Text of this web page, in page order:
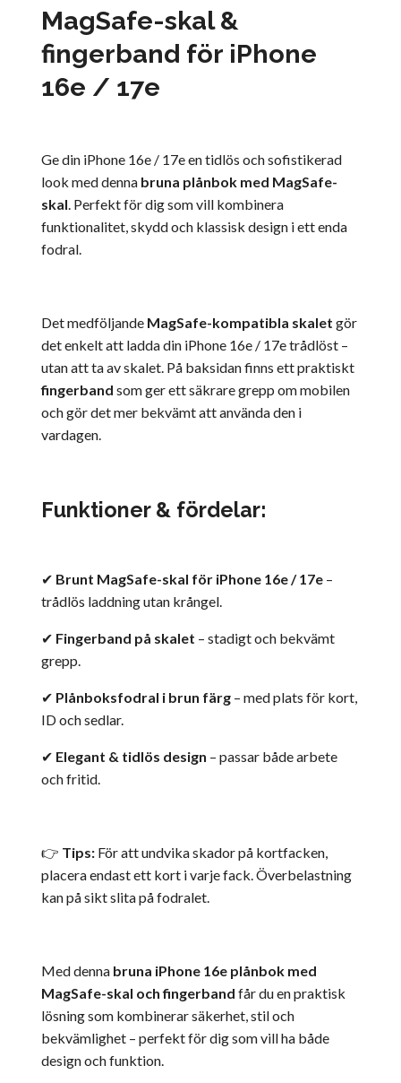
MagSafe-skal &
fingerband för iPhone
16e / 17e
Ge din iPhone 16e / 17e en tidlös och sofistikerad
look med denna bruna plånbok med MagSafe-
skal. Perfekt för dig som vill kombinera
funktionalitet, skydd och klassisk design i ett enda
fodral.
Det medföljande MagSafe-kompatibla skalet gör
det enkelt att ladda din iPhone 16e / 17e trådlöst –
utan att ta av skalet. På baksidan finns ett praktiskt
fingerband som ger ett säkrare grepp om mobilen
och gör det mer bekvämt att använda den i
vardagen.
Funktioner & fördelar:
✔ Brunt MagSafe-skal för iPhone 16e / 17e –
trådlös laddning utan krångel.
✔ Fingerband på skalet – stadigt och bekvämt
grepp.
✔ Plånboksfodral i brun färg – med plats för kort,
ID och sedlar.
✔ Elegant & tidlös design – passar både arbete
och fritid.
👉 Tips: För att undvika skador på kortfacken,
placera endast ett kort i varje fack. Överbelastning
kan på sikt slita på fodralet.
Med denna bruna iPhone 16e plånbok med
MagSafe-skal och fingerband får du en praktisk
lösning som kombinerar säkerhet, stil och
bekvämlighet – perfekt för dig som vill ha både
design och funktion.